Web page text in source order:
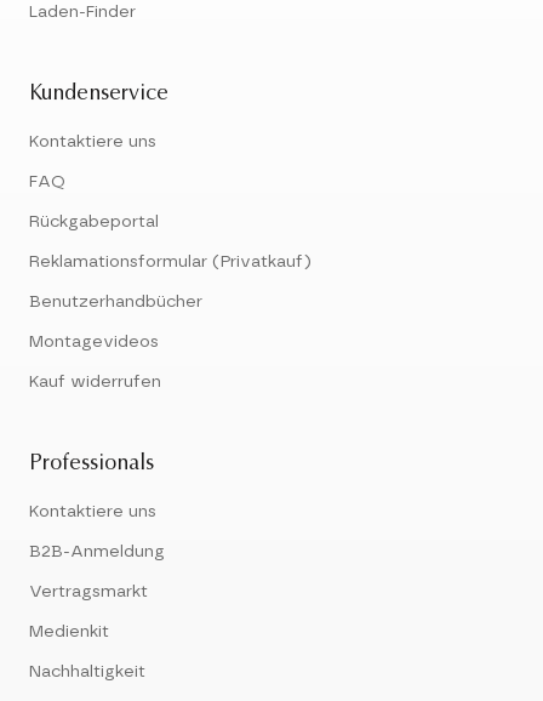
Laden-Finder
Kundenservice
Kontaktiere uns
FAQ
Rückgabeportal
Reklamationsformular (Privatkauf)
Benutzerhandbücher
Montagevideos
Kauf widerrufen
Professionals
Kontaktiere uns
B2B-Anmeldung
Vertragsmarkt
Medienkit
Nachhaltigkeit